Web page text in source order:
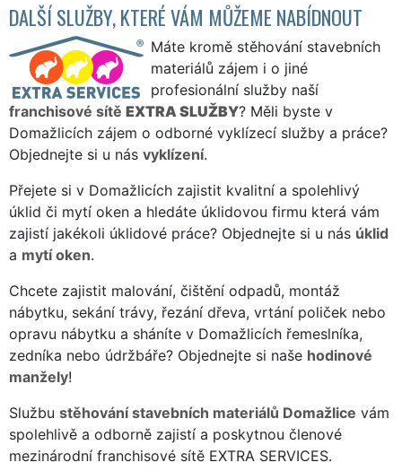
DALŠÍ SLUŽBY, KTERÉ VÁM MŮŽEME NABÍDNOUT
Máte kromě stěhování stavebních
materiálů zájem i o jiné
profesionální služby naší
franchisové sítě EXTRA SLUŽBY? Měli byste v
Domažlicích zájem o odborné vyklízecí služby a práce?
Objednejte si u nás vyklízení.
Přejete si v Domažlicích zajistit kvalitní a spolehlivý
úklid či mytí oken a hledáte úklidovou firmu která vám
zajistí jakékoli úklidové práce? Objednejte si u nás úklid
a mytí oken.
Chcete zajistit malování, čištění odpadů, montáž
nábytku, sekání trávy, řezání dřeva, vrtání poliček nebo
opravu nábytku a sháníte v Domažlicích řemeslníka,
zedníka nebo údržbáře? Objednejte si naše hodinové
manžely!
Službu stěhování stavebních materiálů Domažlice vám
spolehlivě a odborně zajistí a poskytnou členové
mezinárodní franchisové sítě EXTRA SERVICES.